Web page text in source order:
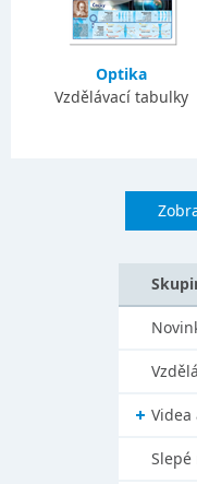
Optika
Vzdělávací tabulky
Videa
Slepé